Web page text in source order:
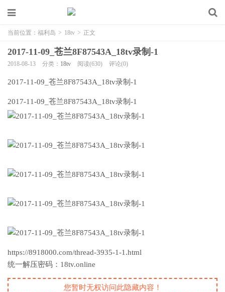
当前位置： 福利岛 > 18tv > 正文
2017-11-09_苍兰8F87543A_18tv录制-1
2018-08-13 分类： 18tv 阅读(630) 评论(0)
2017-11-09_苍兰8F87543A_18tv录制-1
2017-11-09_苍兰8F87543A_18tv录制-1
https://8918000.com/thread-3935-1-1.html
统一解压密码：18tv.online
您暂时无权访问此隐藏内容！